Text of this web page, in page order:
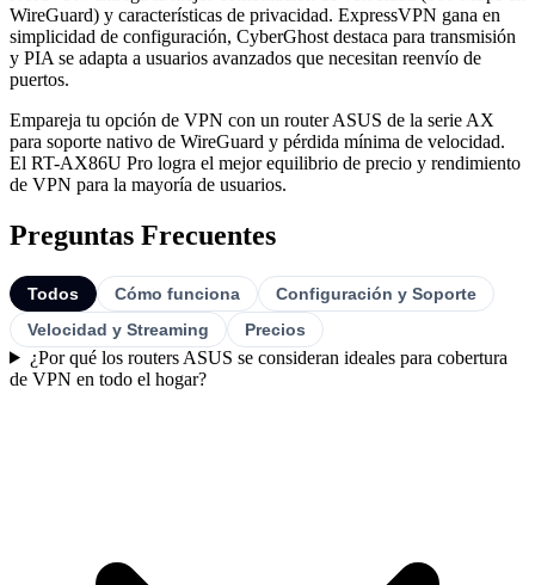
WireGuard) y características de privacidad. ExpressVPN gana en
simplicidad de configuración, CyberGhost destaca para transmisión
y PIA se adapta a usuarios avanzados que necesitan reenvío de
puertos.
Empareja tu opción de VPN con un router ASUS de la serie AX
para soporte nativo de WireGuard y pérdida mínima de velocidad.
El RT-AX86U Pro logra el mejor equilibrio de precio y rendimiento
de VPN para la mayoría de usuarios.
Preguntas Frecuentes
Todos Cómo funciona
Configuración y Soporte
Velocidad y Streaming
Precios
¿Por qué los routers ASUS se consideran ideales para cobertura
de VPN en todo el hogar?